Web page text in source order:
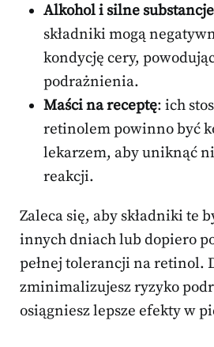
Alkohol i silne
składniki mogą
kondycję cery,
podrażnienia.
Maści na receptę: ich
retinolem powinno być
lekarzem, aby uniknąć
reakcji.
Zaleca się, aby składniki te
innych dniach lub dopiero
pełnej tolerancji na retinol.
zminimalizujesz ryzyko
osiągniesz lepsze efekty w